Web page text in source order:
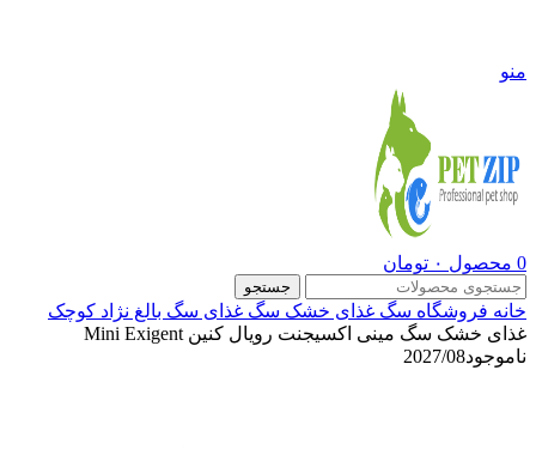
منو
0 محصول ۰ تومان
جستجو
خانه فروشگاه سگ غذای خشک سگ غذای سگ بالغ نژاد کوچک
غذای خشک سگ مینی اکسیجنت رویال کنین Mini Exigent
ناموجود2027/08